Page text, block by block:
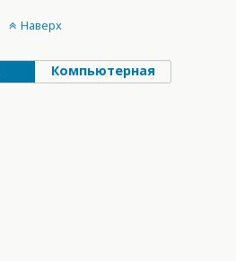
Наверх
Компьютерная